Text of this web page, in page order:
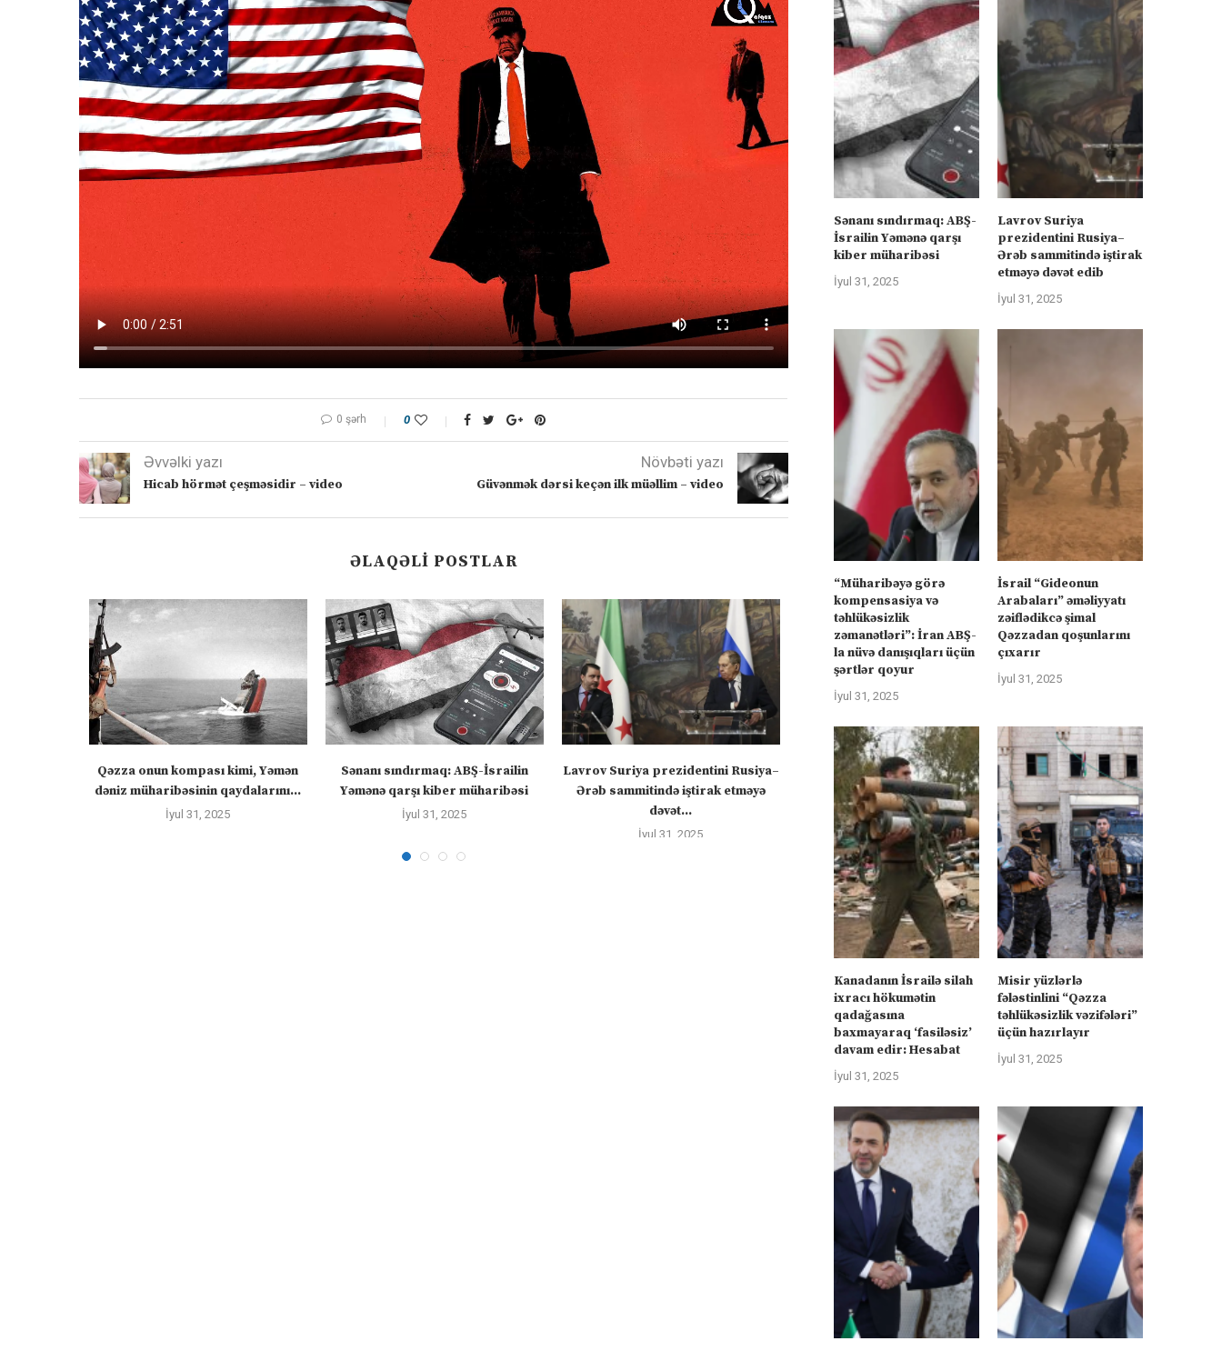
0 şərh 0
Əvvəlki yazı
Hicab hörmət çeşməsidir – video
Növbəti yazı
Güvənmək dərsi keçən ilk müəllim – video
ƏLAQƏLI POSTLAR
Qəzza onun kompası kimi, Yəmən
dəniz müharibəsinin qaydalarını...
İyul 31, 2025
Sənanı sındırmaq: ABŞ-İsrailin
Yəmənə qarşı kiber müharibəsi
İyul 31, 2025
Lavrov Suriya prezidentini Rusiya–
Ərəb sammitində iştirak etməyə
dəvət...
İyul 31, 2025
“Müharibəyə görə kompensasiya və
təhlükəsizlik zəmanətləri”: İran
ABŞ-la...
İyul 31, 2025
Kanadanın İsrailə silah
hökumətin qadağasına
‘fasiləsiz’...
İyul 31, 2025
Sənanı sındırmaq: ABŞ-
İsrailin Yəmənə qarşı
kiber müharibəsi
İyul 31, 2025
Lavrov Suriya
prezidentini Rusiya–
Ərəb sammitində iştirak
etməyə dəvət edib
İyul 31, 2025
“Müharibəyə görə
kompensasiya və
təhlükəsizlik
zəmanətləri”: İran ABŞ-
la nüvə danışıqları üçün
şərtlər qoyur
İyul 31, 2025
İsrail “Gideonun
Arabaları” əməliyyatı
zəiflədikcə şimal
Qəzzadan qoşunlarını
çıxarır
İyul 31, 2025
Kanadanın İsrailə silah
ixracı hökumətin
qadağasına
baxmayaraq ‘fasiləsiz’
davam edir: Hesabat
İyul 31, 2025
Misir yüzlərlə
fələstinlini “Qəzza
təhlükəsizlik vəzifələri”
üçün hazırlayır
İyul 31, 2025